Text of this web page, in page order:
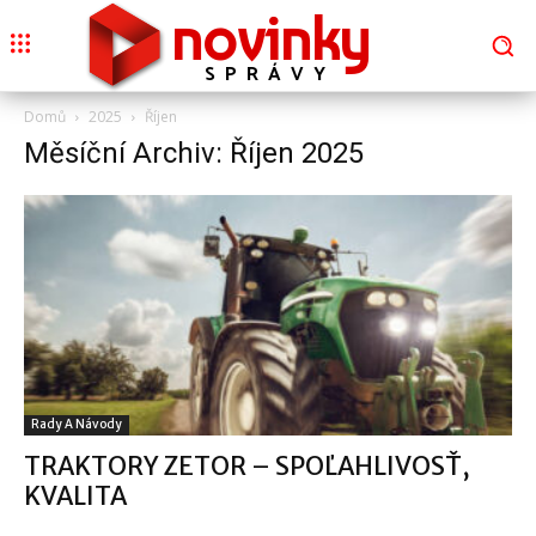
novinky
SPRÁVY
Domů 2025 Říjen
Měsíční Archiv: Říjen 2025
Rady A Návody
TRAKTORY ZETOR – SPOĽAHLIVOSŤ,
KVALITA